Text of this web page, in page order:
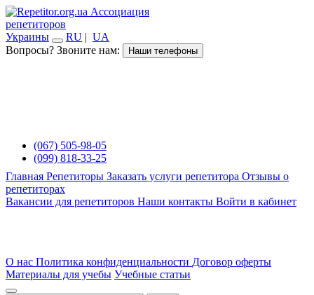
Ассоциация
репетиторов
Украины
RU | UA
Вопросы? Звоните нам:
Наши телефоны
(067) 505-98-05
(099) 818-33-25
Главная Репетиторы Заказать услуги репетитора Отзывы о
репетиторах
Вакансии для репетиторов Наши контакты Войти в кабинет
О нас Политика конфиденциальности Договор оферты
Материалы для учебы Учебные статьи